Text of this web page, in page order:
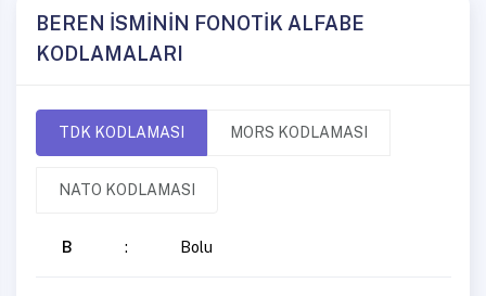
BEREN İSMİNİN FONOTİK ALFABE
KODLAMALARI
TDK KODLAMASI MORS KODLAMASI
NATO KODLAMASI
B : Bolu